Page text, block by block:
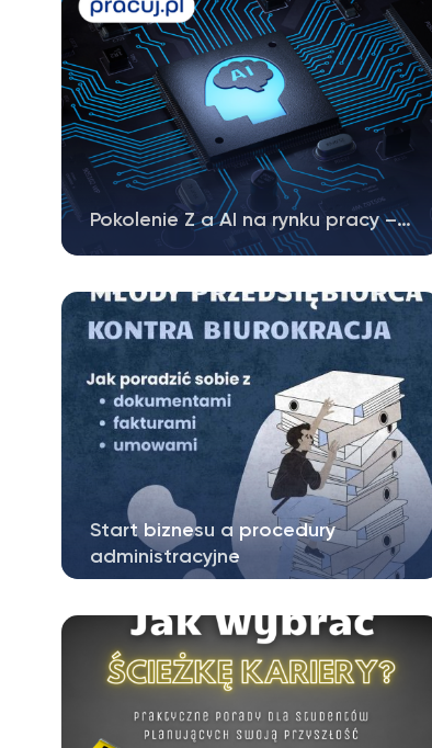
Pokolenie Z a AI na rynku pracy –…
boi się o swoją pracę, mimo że najlepiej…
Start biznesu a procedury
administracyjne
gospodarczej to dla wielu młodych osób…